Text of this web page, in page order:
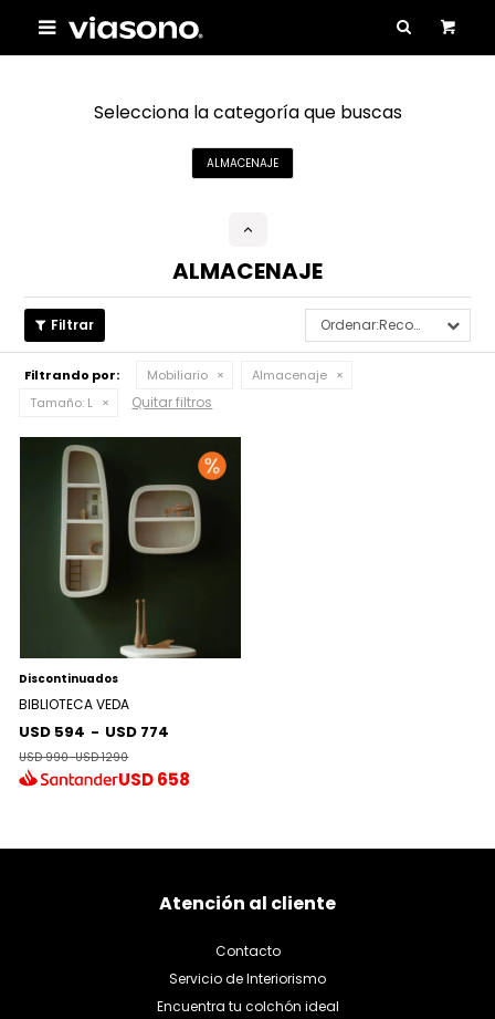

Selecciona la categoría que buscas
ALMACENAJE
ALMACENAJE
Recomendados
Filtrando por: Mobiliario
Almacenaje
Tamaño: L Quitar filtros
Discontinuados
BIBLIOTECA VEDA
USD 594 - USD 774
USD 990-USD 1290
USD658
Atención al cliente
Contacto
Servicio de Interiorismo
Encuentra tu colchón ideal